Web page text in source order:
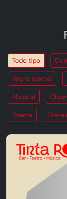
Todo tipo
Impro teatral
Musical
Drama Títeres